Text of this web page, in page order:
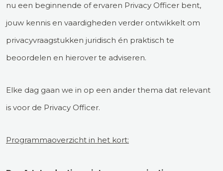
nu een beginnende of ervaren Privacy Officer bent,
jouw kennis en vaardigheden verder ontwikkelt om
privacyvraagstukken juridisch én praktisch te
beoordelen en hierover te adviseren.
Elke dag gaan we in op een ander thema dat relevant
is voor de Privacy Officer.
Programmaoverzicht in het kort: